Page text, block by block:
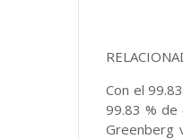
Con el
99.83 % de
Greenberg